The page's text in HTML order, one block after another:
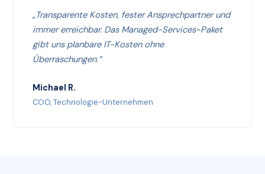
„Transparente Kosten, fester Ansprechpartner und
immer erreichbar. Das Managed-Services-Paket
gibt uns planbare IT-Kosten ohne
Überraschungen.“
Michael R.
COO, Technologie-Unternehmen